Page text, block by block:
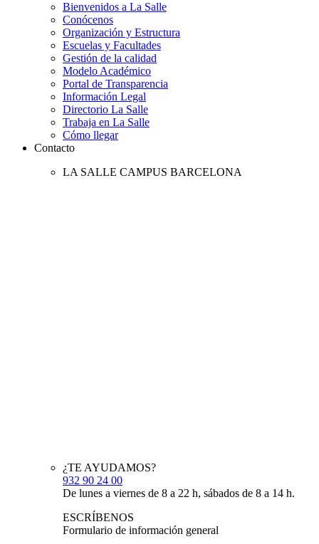
Bienvenidos a La Salle
Conócenos
Organización y Estructura
Escuelas y Facultades
Gestión de la calidad
Modelo Académico
Portal de Transparencia
Información Legal
Directorio La Salle
Trabaja en La Salle
Cómo llegar
Contacto
LA SALLE CAMPUS BARCELONA
¿TE AYUDAMOS?
932 90 24 00
De lunes a viernes de 8 a 22 h, sábados de 8 a 14 h.
ESCRÍBENOS
Formulario de información general